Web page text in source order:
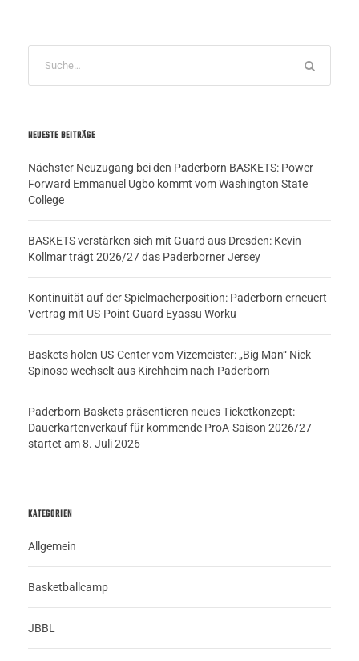
NEUESTE BEITRÄGE
Nächster Neuzugang bei den Paderborn BASKETS: Power
Forward Emmanuel Ugbo kommt vom Washington State
College
BASKETS verstärken sich mit Guard aus Dresden: Kevin
Kollmar trägt 2026/27 das Paderborner Jersey
Kontinuität auf der Spielmacherposition: Paderborn erneuert
Vertrag mit US-Point Guard Eyassu Worku
Baskets holen US-Center vom Vizemeister: „Big Man“ Nick
Spinoso wechselt aus Kirchheim nach Paderborn
Paderborn Baskets präsentieren neues Ticketkonzept:
Dauerkartenverkauf für kommende ProA-Saison 2026/27
startet am 8. Juli 2026
KATEGORIEN
Allgemein
Basketballcamp
JBBL